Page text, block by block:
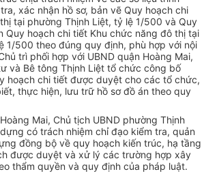
xác nhận hồ sơ, bản vẽ Quy hoạch chi
tại phường Thịnh Liệt, tỷ lệ 1/500 và Quy
Quy hoạch chi tiết Khu chức năng đô thị tại
1/500 theo đúng quy định, phù hợp với nội
trì phối hợp với UBND quận Hoàng Mai,
và Bê tông Thịnh Liệt tổ chức công bố
hoạch chi tiết được duyệt cho các tổ chức,
thực hiện, lưu trữ hồ sơ đồ án theo quy
Mai, Chủ tịch UBND phường Thịnh
có trách nhiệm chỉ đạo kiểm tra, quản
đồng bộ về quy hoạch kiến trúc, hạ tầng
được duyệt và xử lý các trường hợp xây
thẩm quyền và quy định của pháp luật.